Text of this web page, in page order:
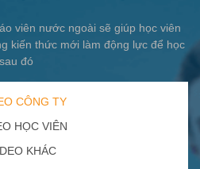
viên nước ngoài sẽ giúp học viên
kiến thức mới làm động lực để học
đó
CÔNG TY
HỌC VIÊN
KHÁC